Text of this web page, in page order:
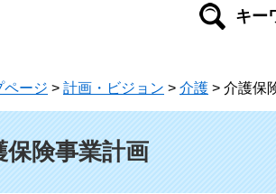
ページ > 計画・ビジョン > 介護 > 介護保
保険事業計画